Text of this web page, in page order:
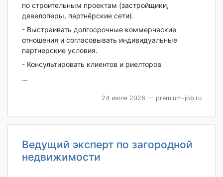
по строительным проектам (застройщики,
девелоперы, партнёрские сети).
- Выстраивать долгосрочные коммерческие
отношения и согласовывать индивидуальные
партнерские условия.
- Консультировать клиентов и риелторов
...
24 июля 2026 — premium-job.ru
Ведущий эксперт по загородной
недвижимости